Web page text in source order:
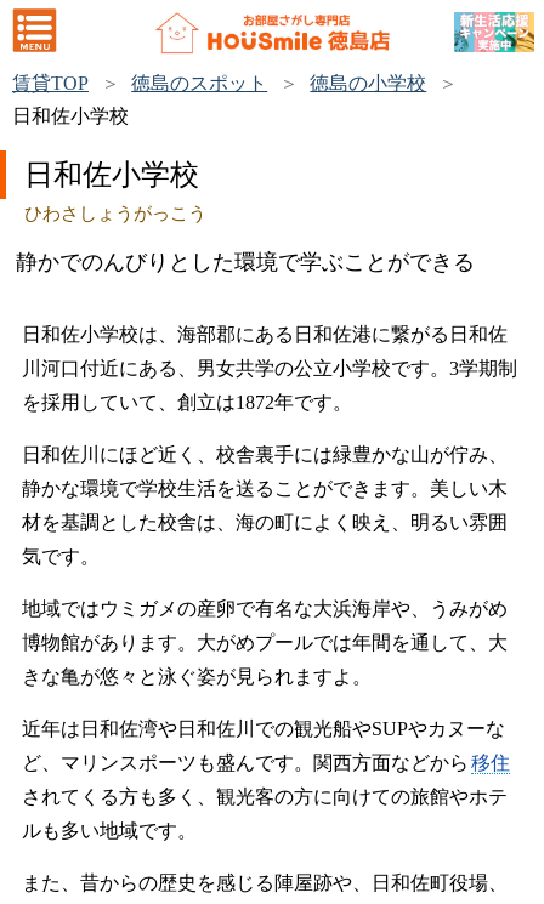
賃貸TOP 徳島のスポット
徳島の小学校
日和佐小学校
日和佐小学校
ひわさしょうがっこう
静かでのんびりとした環境で学ぶことができる
日和佐小学校は、海部郡にある日和佐港に繋がる日和佐
川河口付近にある、男女共学の公立小学校です。3学期制
を採用していて、創立は1872年です。
日和佐川にほど近く、校舎裏手には緑豊かな山が佇み、
静かな環境で学校生活を送ることができます。美しい木
材を基調とした校舎は、海の町によく映え、明るい雰囲
気です。
地域ではウミガメの産卵で有名な大浜海岸や、うみがめ
博物館があります。大がめプールでは年間を通して、大
きな亀が悠々と泳ぐ姿が見られますよ。
近年は日和佐湾や日和佐川での観光船やSUPやカヌーな
ど、マリンスポーツも盛んです。関西方面などから 移住
されてくる方も多く、観光客の方に向けての旅館やホテ
ルも多い地域です。
また、昔からの歴史を感じる陣屋跡や、日和佐町役場、